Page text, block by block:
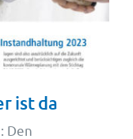
ist da
Den